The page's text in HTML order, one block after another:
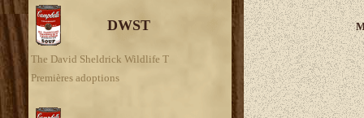
DWST
The David Sheldrick Wildlife T
Premières adoptions